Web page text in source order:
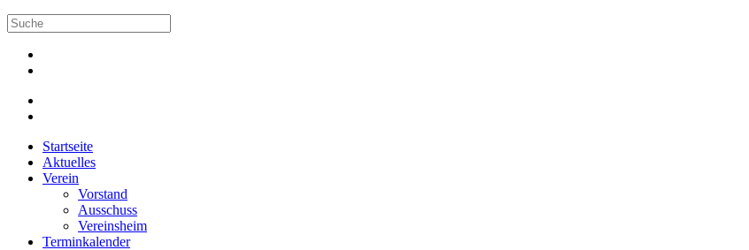
Startseite
Aktuelles
Verein
Vorstand
Ausschuss
Vereinsheim
Terminkalender